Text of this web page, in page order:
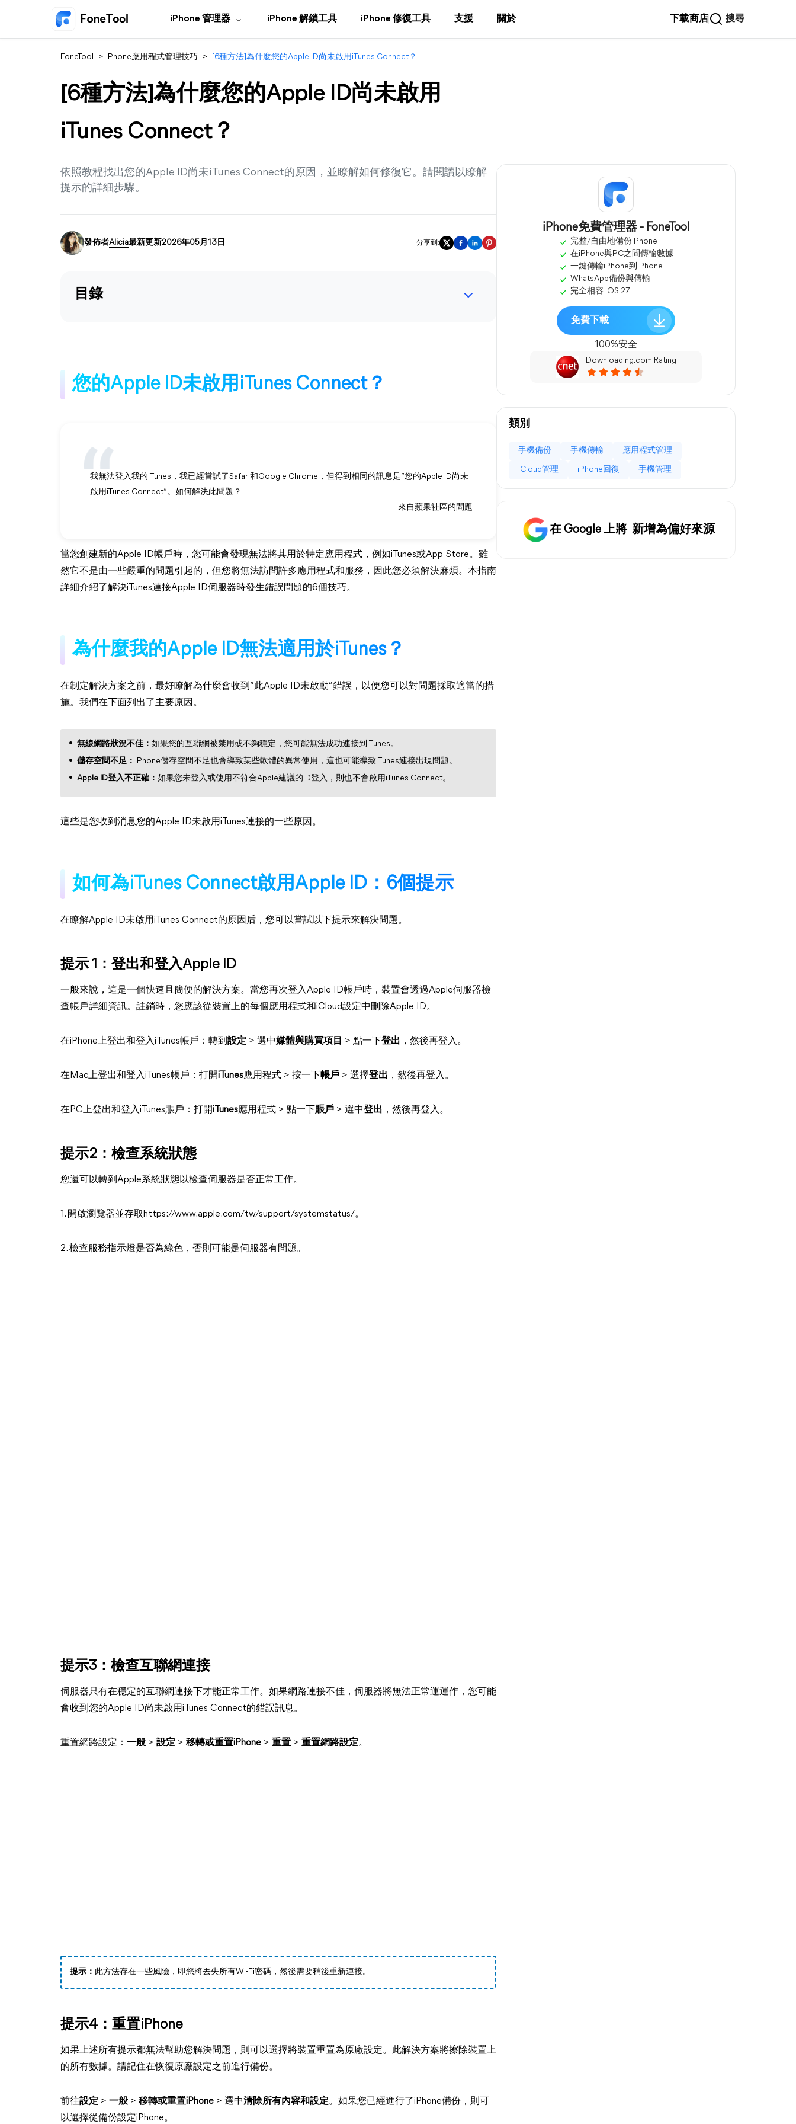
iPhone 管理器 iPhone 解鎖工具 iPhone 修復工具 支援 關於 下載商店 搜尋
FoneTool > Phone應用程式管理技巧 > [6種方法]為什麼您的Apple ID尚未啟用iTunes Connect？
[6種方法]為什麼您的Apple ID尚未啟用
iTunes Connect？
依照教程找出您的Apple ID尚未iTunes Connect的原因，並瞭解如何修復它。請閱讀以瞭解
提示的詳細步驟。
發佈者Alicia最新更新2026年05月13日 分享到:
目錄
您的Apple ID未啟用iTunes Connect？
我無法登入我的iTunes，我已經嘗試了Safari和Google Chrome，但得到相同的訊息是“您的Apple ID尚未
啟用iTunes Connect”。如何解決此問題？
- 來自蘋果社區的問題
當您創建新的Apple ID帳戶時，您可能會發現無法將其用於特定應用程式，例如iTunes或App Store。雖
然它不是由一些嚴重的問題引起的，但您將無法訪問許多應用程式和服務，因此您必須解決麻煩。本指南
詳細介紹了解決iTunes連接Apple ID伺服器時發生錯誤問題的6個技巧。
為什麼我的Apple ID無法適用於iTunes？
在制定解決方案之前，最好瞭解為什麼會收到“此Apple ID未啟動”錯誤，以便您可以對問題採取適當的措
施。我們在下面列出了主要原因。
無線網路狀況不佳： 如果您的互聯網被禁用或不夠穩定，您可能無法成功連接到iTunes。
儲存空間不足： iPhone儲存空間不足也會導致某些軟體的異常使用，這也可能導致iTunes連接出現問題。
Apple ID登入不正確： 如果您未登入或使用不符合Apple建議的ID登入，則也不會啟用iTunes Connect。
這些是您收到消息您的Apple ID未啟用iTunes連接的一些原因。
如何為iTunes Connect啟用Apple ID：6個提示
在瞭解Apple ID未啟用iTunes Connect的原因后，您可以嘗試以下提示來解決問題。
提示 1：登出和登入Apple ID
一般來說，這是一個快速且簡便的解決方案。當您再次登入Apple ID帳戶時，裝置會透過Apple伺服器檢
查帳戶詳細資訊。註銷時，您應該從裝置上的每個應用程式和iCloud設定中刪除Apple ID。
在iPhone上登出和登入iTunes帳戶：轉到 設定 > 選中媒體與購買項目 > 點一下登出 ，然後再登入。
在Mac上登出和登入iTunes帳戶：打開iTunes應用程式 > 按一下帳戶 > 選擇登出 ，然後再登入。
在PC上登出和登入iTunes賬戶：打開iTunes應用程式 > 點一下賬戶 > 選中登出 ，然後再登入。
提示2：檢查系統狀態
您還可以轉到Apple系統狀態以檢查伺服器是否正常工作。
1. 開啟瀏覽器並存取https://www.apple.com/tw/support/systemstatus/。
2. 檢查服務指示燈是否為綠色，否則可能是伺服器有問題。
提示3：檢查互聯網連接
伺服器只有在穩定的互聯網連接下才能正常工作。如果網路連接不佳，伺服器將無法正常運運作，您可能
會收到您的Apple ID尚未啟用iTunes Connect的錯誤訊息。
重置網路設定： 一般 > 設定 > 移轉或重置iPhone > 重置 > 重置網路設定。
提示： 此方法存在一些風險，即您將丟失所有Wi-Fi密碼，然後需要稍後重新連接。
提示4：重置iPhone
如果上述所有提示都無法幫助您解決問題，則可以選擇將裝置重置為原廠設定。此解決方案將擦除裝置上
的所有數據。請記住在恢復原廠設定之前進行備份。
前往設定 > 一般 > 移轉或重置iPhone > 選中清除所有內容和設定。如果您已經進行了iPhone備份，則可
以選擇從備份設定iPhone。
iPhone免費管理器 - FoneTool
完整/自由地備份iPhone
在iPhone與PC之間傳輸數據
一鍵傳輸iPhone到iPhone
WhatsApp備份與傳輸
完全相容 iOS 27
免費下載
100%安全
Downloading.com Rating
類別
手機備份 手機傳輸 應用程式管理
iCloud管理 iPhone回復 手機管理
在 Google 上將 新增為偏好來源